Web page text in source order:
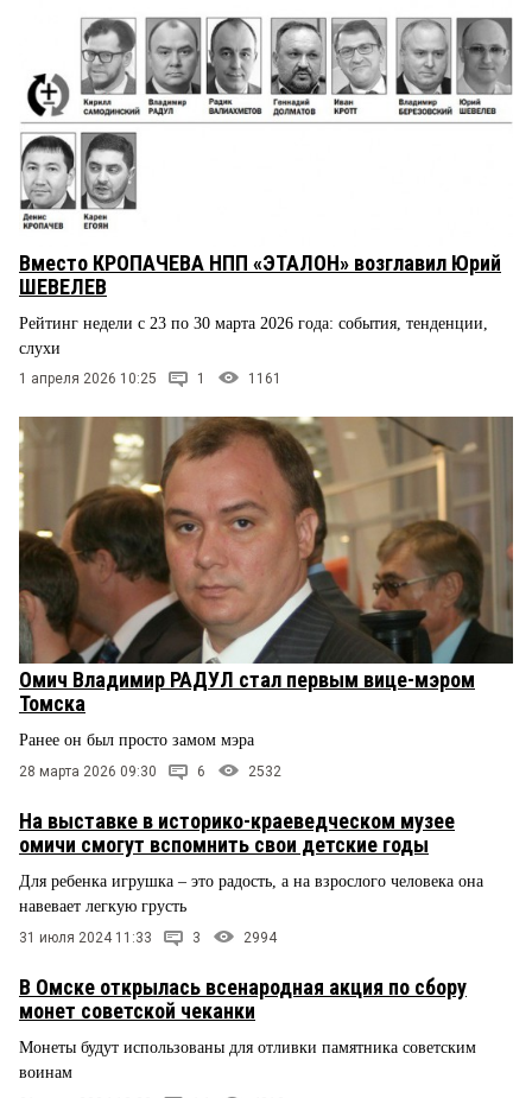
Вместо КРОПАЧЕВА НПП «ЭТАЛОН» возглавил Юрий
ШЕВЕЛЕВ
Рейтинг недели с 23 по 30 марта 2026 года: события, тенденции,
слухи
1 апреля 2026 10:25 1 1161
Омич Владимир РАДУЛ стал первым вице-мэром
Томска
Ранее он был просто замом мэра
28 марта 2026 09:30 6 2532
На выставке в историко-краеведческом музее
омичи смогут вспомнить свои детские годы
Для ребенка игрушка – это радость, а на взрослого человека она
навевает легкую грусть
31 июля 2024 11:33 3 2994
В Омске открылась всенародная акция по сбору
монет советской чеканки
Монеты будут использованы для отливки памятника советским
воинам